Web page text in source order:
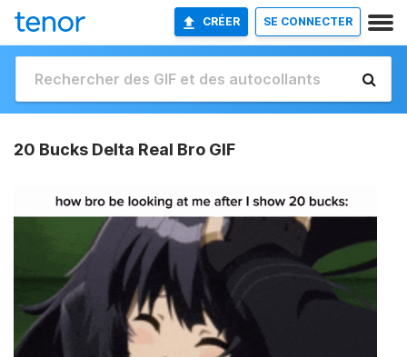
CRÉER SE CONNECTER
20 Bucks Delta Real Bro GIF